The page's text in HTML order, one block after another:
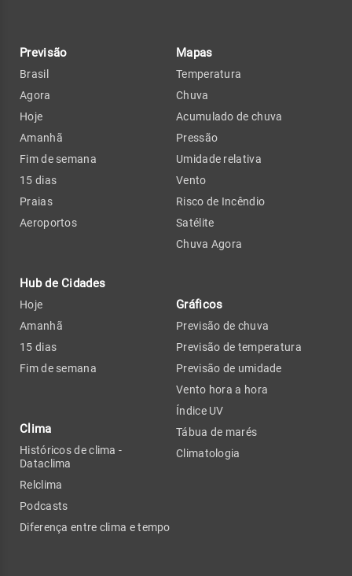
Previsão
Brasil
Agora
Hoje
Amanhã
Fim de semana
15 dias
Praias
Aeroportos
Hub de Cidades
Hoje
Amanhã
15 dias
Fim de semana
Clima
Históricos de clima -
Dataclima
Relclima
Podcasts
Diferença entre clima e tempo
Mapas
Temperatura
Chuva
Acumulado de chuva
Pressão
Umidade relativa
Vento
Risco de Incêndio
Satélite
Chuva Agora
Gráficos
Previsão de chuva
Previsão de temperatura
Previsão de umidade
Vento hora a hora
Índice UV
Tábua de marés
Climatologia